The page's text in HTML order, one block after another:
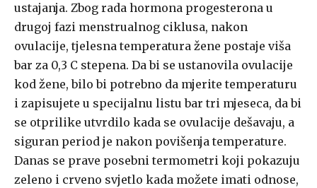
ustajanja. Zbog rada hormona progesterona u
drugoj fazi menstrualnog ciklusa, nakon
ovulacije, tjelesna temperatura žene postaje viša
bar za 0,3 C stepena. Da bi se ustanovila ovulacije
kod žene, bilo bi potrebno da mjerite temperaturu
i zapisujete u specijalnu listu bar tri mjeseca, da bi
se otprilike utvrdilo kada se ovulacije dešavaju, a
siguran period je nakon povišenja temperature.
Danas se prave posebni termometri koji pokazuju
zeleno i crveno svjetlo kada možete imati odnose,